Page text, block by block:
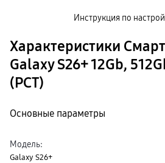
Инструкция по
Характеристики
Galaxy S26+ 12Gb,
(РСТ)
Основные параметры
Модель:
Galaxy S26+